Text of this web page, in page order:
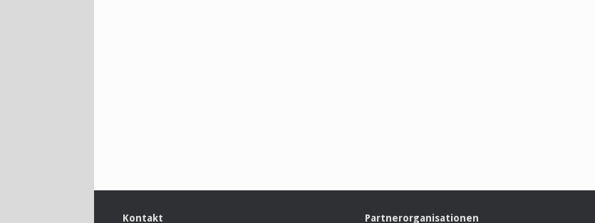
Kontakt Partnerorganisationen